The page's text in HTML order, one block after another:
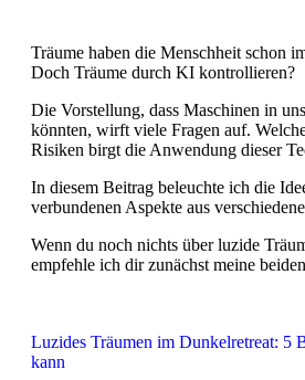
Träume haben die Menschheit schon
Doch Träume durch KI kontrollieren?
Die Vorstellung, dass Maschinen in
könnten, wirft viele Fragen auf.
Risiken birgt die Anwendung dieser
In diesem Beitrag beleuchte ich die
verbundenen Aspekte aus
Wenn du noch nichts über luzide
empfehle ich dir zunächst meine
Luzides Träumen im Dunkelretreat: 5
kann